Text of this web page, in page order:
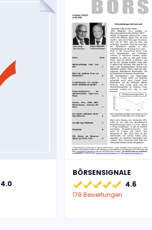
4.0
BÖRSENSIGNALE
4.6
178 Bewertungen